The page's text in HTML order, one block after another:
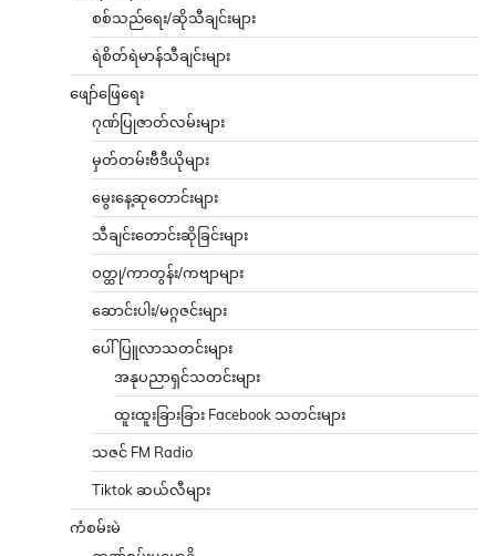
စစ်သည်ရေး/ဆိုသီချင်းများ
ရဲစိတ်ရဲမာန်သီချင်းများ
ဖျော်ဖြေရေး
ဂုဏ်ပြုဇာတ်လမ်းများ
မှတ်တမ်းဗီဒီယိုများ
မွေးနေ့ဆုတောင်းများ
သီချင်းတောင်းဆိုခြင်းများ
ဝတ္ထု/ကာတွန်း/ကဗျာများ
ဆောင်းပါး/မဂ္ဂဇင်းများ
ပေါ်ပြူလာသတင်းများ
အနုပညာရှင်သတင်းများ
ထူးထူးခြားခြား Facebook သတင်းများ
သဇင် FM Radio
Tiktok ဆယ်လီများ
ကံစမ်းမဲ